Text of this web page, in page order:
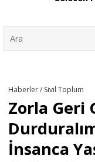
Haberler / Sivil Toplum
Zorla Geri
İnsanca